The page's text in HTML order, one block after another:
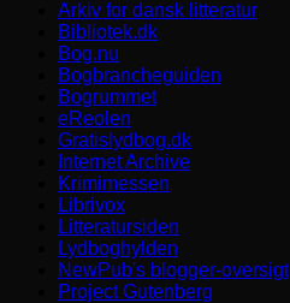
Arkiv for dansk litteratur
Bibliotek.dk
Bog.nu
Bogbrancheguiden
Bogrummet
eReolen
Gratislydbog.dk
Internet Archive
Krimimessen
Librivox
Litteratursiden
Lydboghylden
NewPub's blogger-oversigt
Project Gutenberg